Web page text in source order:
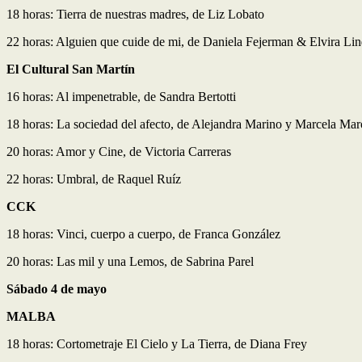
18 horas: Tierra de nuestras madres, de Liz Lobato
22 horas: Alguien que cuide de mi, de Daniela Fejerman & Elvira
El Cultural San Martín
16 horas: Al impenetrable, de Sandra Bertotti
18 horas: La sociedad del afecto, de Alejandra Marino y Marcela
20 horas: Amor y Cine, de Victoria Carreras
22 horas: Umbral, de Raquel Ruíz
CCK
18 horas: Vinci, cuerpo a cuerpo, de Franca González
20 horas: Las mil y una Lemos, de Sabrina Parel
Sábado 4 de mayo
MALBA
18 horas: Cortometraje El Cielo y La Tierra, de Diana Frey